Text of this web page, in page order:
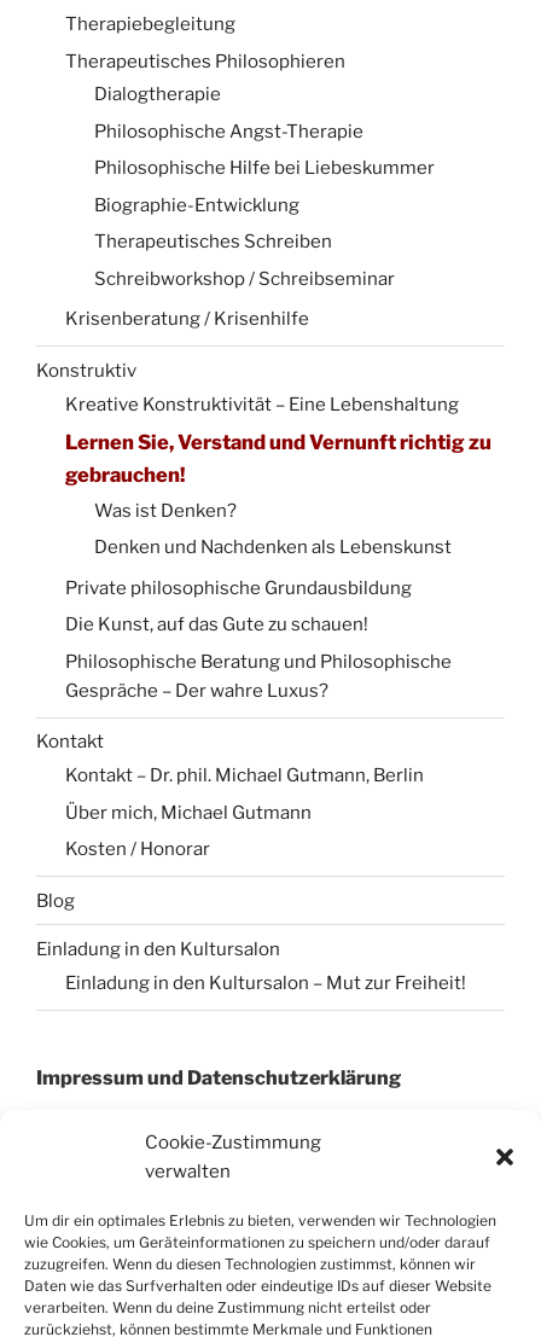
Cookie-Zustimmung
verwalten
Um dir ein optimales Erlebnis zu bieten, verwenden wir Technologien
wie Cookies, um Geräteinformationen zu speichern und/oder darauf
zuzugreifen. Wenn du diesen Technologien zustimmst, können wir
Daten wie das Surfverhalten oder eindeutige IDs auf dieser Website
verarbeiten. Wenn du deine Zustimmung nicht erteilst oder
zurückziehst, können bestimmte Merkmale und Funktionen
Therapiebegleitung
Therapeutisches Philosophieren
Dialogtherapie
Philosophische Angst-Therapie
Philosophische Hilfe bei Liebeskummer
Biographie-Entwicklung
Therapeutisches Schreiben
Schreibworkshop / Schreibseminar
Krisenberatung / Krisenhilfe
Konstruktiv
Kreative Konstruktivität – Eine Lebenshaltung
Lernen Sie, Verstand und Vernunft richtig zu
gebrauchen!
Was ist Denken?
Denken und Nachdenken als Lebenskunst
Private philosophische Grundausbildung
Die Kunst, auf das Gute zu schauen!
Philosophische Beratung und Philosophische
Gespräche – Der wahre Luxus?
Kontakt
Kontakt – Dr. phil. Michael Gutmann, Berlin
Über mich, Michael Gutmann
Kosten / Honorar
Blog
Einladung in den Kultursalon
Einladung in den Kultursalon – Mut zur Freiheit!
Impressum und Datenschutzerklärung
Cookie-Richtinie (EU)